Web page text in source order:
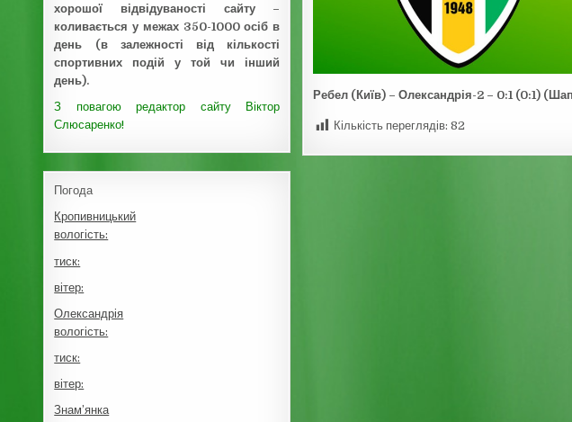
Ребел (Київ) – Олександрія-2 – 0:1 (0:1)
Кількість переглядів: 82
хорошої відвідуваності сайту –
коливається у межах 350-1000 осіб в
день (в залежності від кількості
спортивних подій у той чи інший
день).
З повагою редактор сайту Віктор
Слюсаренко!
Погода
Кропивницький
вологість:
тиск:
вітер:
Олександрія
вологість:
тиск:
вітер:
Знам’янка